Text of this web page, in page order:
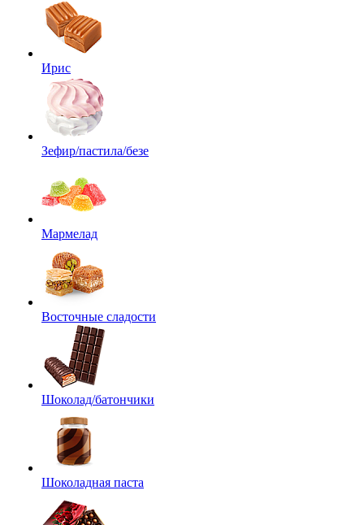
Ирис
Зефир/пастила/безе
Мармелад
Восточные сладости
Шоколад/батончики
Шоколадная паста